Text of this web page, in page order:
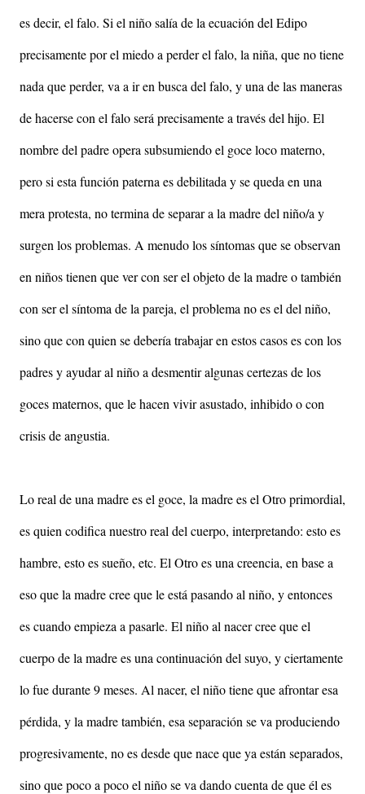
es decir, el falo. Si el niño salía de la ecuación del Edipo
precisamente por el miedo a perder el falo, la niña, que no tiene
nada que perder, va a ir en busca del falo, y una de las maneras
de hacerse con el falo será precisamente a través del hijo. El
nombre del padre opera subsumiendo el goce loco materno,
pero si esta función paterna es debilitada y se queda en una
mera protesta, no termina de separar a la madre del niño/a y
surgen los problemas. A menudo los síntomas que se observan
en niños tienen que ver con ser el objeto de la madre o también
con ser el síntoma de la pareja, el problema no es el del niño,
sino que con quien se debería trabajar en estos casos es con los
padres y ayudar al niño a desmentir algunas certezas de los
goces maternos, que le hacen vivir asustado, inhibido o con
crisis de angustia.
Lo real de una madre es el goce, la madre es el Otro primordial,
es quien codifica nuestro real del cuerpo, interpretando: esto es
hambre, esto es sueño, etc. El Otro es una creencia, en base a
eso que la madre cree que le está pasando al niño, y entonces
es cuando empieza a pasarle. El niño al nacer cree que el
cuerpo de la madre es una continuación del suyo, y ciertamente
lo fue durante 9 meses. Al nacer, el niño tiene que afrontar esa
pérdida, y la madre también, esa separación se va produciendo
progresivamente, no es desde que nace que ya están separados,
sino que poco a poco el niño se va dando cuenta de que él es